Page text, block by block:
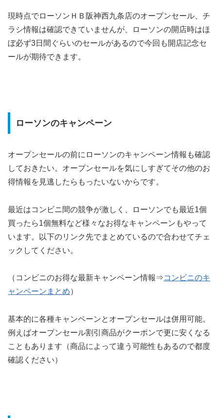
現時点でローソンＨＢ阪神西九条店のオープンセール、チ
ラシ情報は確認できていませんが、ローソンの開店時はほ
ぼ必ず3日間ぐらいのセールがあるので今回も開店記念セ
ールが期待できます。
ローソンのキャンペーン
オープンセールの前にローソンのキャンペーン情報も確認
しておきたい。オープンセールを気にしすぎてその他のお
得情報を見逃したらもったいないからです。
最近はコンビニ間の競争が激しく、ローソンでも最近1個
買ったら1個無料など様々なお得なキャンペーンもやって
います。以下のリンク先でまとめているので合わせてチェ
ックしてください。
（コンビニのお得な最新キャンペーン情報⇒コンビニのキ
ャンペーンまとめ）
基本的に各種キャンペーンとオープンセールは併用可能。
例えばオープンセール割引商品がクーポンで更に安くなる
こともあります（商品によって違う可能性もあるので都度
確認ください）